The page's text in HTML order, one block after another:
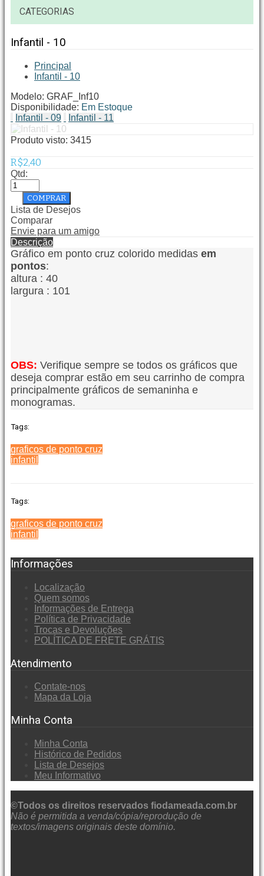
CATEGORIAS
Infantil - 10
Principal
Infantil - 10
Modelo: GRAF_Inf10
Disponibilidade: Em Estoque
Infantil - 09
Infantil - 11
Produto visto: 3415
R$2,40
Qtd:
Lista de Desejos
Comparar
Envie para um amigo
Descrição
Gráfico em ponto cruz colorido medidas em
pontos:
altura : 40
largura : 101
OBS: Verifique sempre se todos os gráficos que
deseja comprar estão em seu carrinho de compra
principalmente gráficos de semaninha e
monogramas.
Tags:
graficos de ponto cruz
infantil
Tags:
graficos de ponto cruz
infantil
Informações
Localização
Quem somos
Informações de Entrega
Política de Privacidade
Trocas e Devoluções
POLÍTICA DE FRETE GRÁTIS
Atendimento
Contate-nos
Mapa da Loja
Minha Conta
Minha Conta
Histórico de Pedidos
Lista de Desejos
Meu Informativo
©Todos os direitos reservados fiodameada.com.br
Não é permitida a venda/cópia/reprodução de
textos/imagens originais deste domínio.